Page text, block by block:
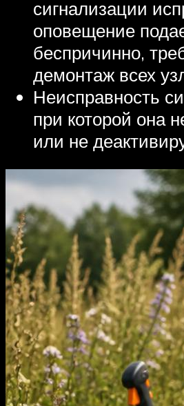
сигнализации
оповещение
беспричинно,
демонтаж всех
Неисправность
при которой она
или не